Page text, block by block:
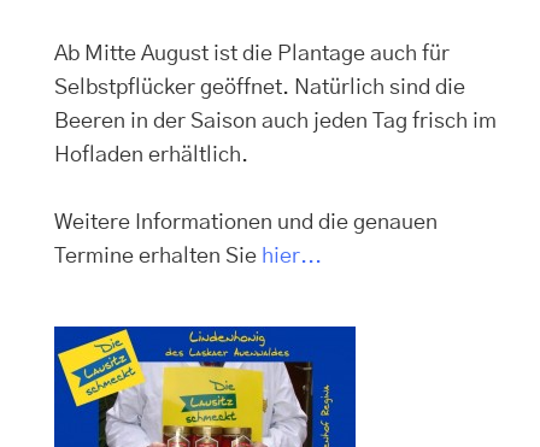
Ab Mitte August ist die Plantage auch für
Selbstpflücker geöffnet. Natürlich sind die
Beeren in der Saison auch jeden Tag frisch im
Hofladen erhältlich.
Weitere Informationen und die genauen
Termine erhalten Sie hier...